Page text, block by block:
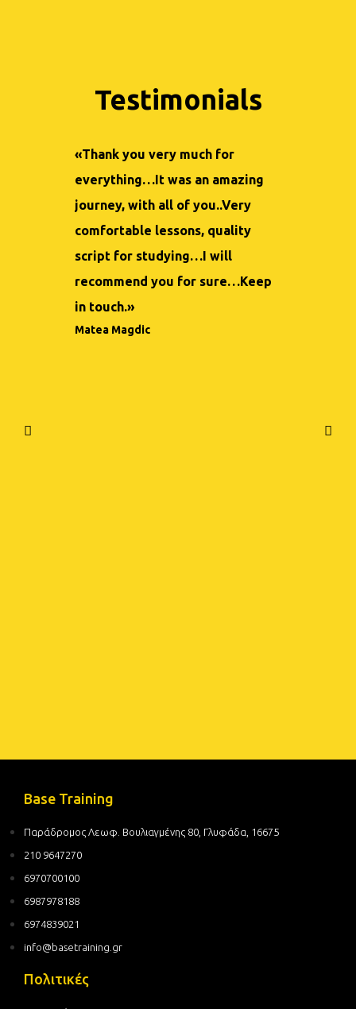
Testimonials
«Thank you very much for
everything…It was an amazing
journey, with all of you..Very
comfortable lessons, quality
script for studying…I will
recommend you for sure…Keep
in touch.»
Matea Magdic
καθηγητών
Base Training
Παράδρομος Λεωφ. Βουλιαγμένης 80, Γλυφάδα, 16675
210 9647270
6970700100
6987978188
6974839021
info@basetraining.gr
Πολιτικές